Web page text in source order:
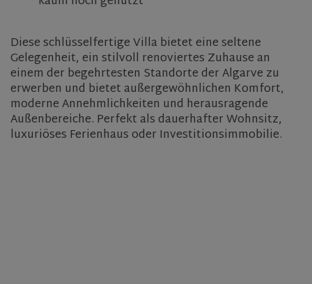
Diese schlüsselfertige Villa bietet eine seltene
Gelegenheit, ein stilvoll renoviertes Zuhause an
einem der begehrtesten Standorte der Algarve zu
erwerben und bietet außergewöhnlichen Komfort,
moderne Annehmlichkeiten und herausragende
Außenbereiche. Perfekt als dauerhafter Wohnsitz,
luxuriöses Ferienhaus oder Investitionsimmobilie.